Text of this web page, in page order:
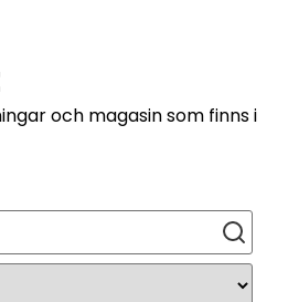
och magasin som finns i